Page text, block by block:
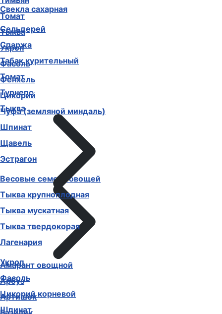
Томат
Тыква
Укроп
Фасоль
Фенхель
Цикорий
Чуфа (земляной миндаль)
Шпинат
Щавель
Эстрагон
Весовые семена овощей
Амарант овощной
Арбуз
Артишок
Свекла сахарная
Сельдерей
Спаржа
Табак курительный
Томат
Турнепс
Тыква
Тыква крупноплодная
Тыква мускатная
Тыква твердокорая
Лагенария
Укроп
Фасоль
Цикорий корневой
Шпинат